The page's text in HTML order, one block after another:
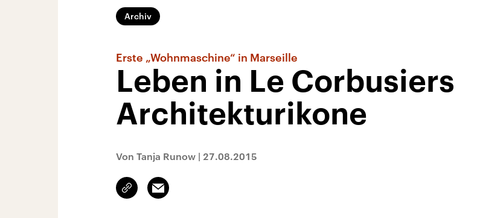
Archiv
Erste „Wohnmaschine“ in Marseille
Leben in Le Corbusiers
Architekturikone
Von Tanja Runow | 27.08.2015
Link
kopieren/teilen
Email